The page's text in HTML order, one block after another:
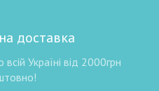
доставка
Україні від 2000грн